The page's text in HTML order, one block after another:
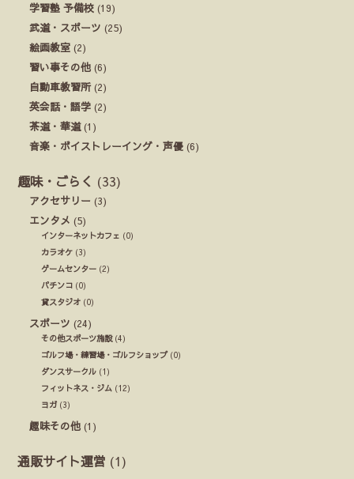
学習塾 予備校 (19)
武道・スポーツ (25)
絵画教室 (2)
習い事その他 (6)
自動車教習所(2)
英会話・語学 (2)
茶道・華道(1)
音楽・ボイストレーイング・声優 (6)
趣味・ごらく (33)
アクセサリー (3)
エンタメ (5)
インターネットカフェ (0)
カラオケ (3)
ゲームセンター (2)
パチンコ (0)
貸スタジオ (0)
スポーツ (24)
その他スポーツ施設(4)
ゴルフ場・練習場・ゴルフショップ(0)
ダンスサークル (1)
フィットネス・ジム (12)
ヨガ (3)
趣味その他 (1)
通販サイト運営 (1)